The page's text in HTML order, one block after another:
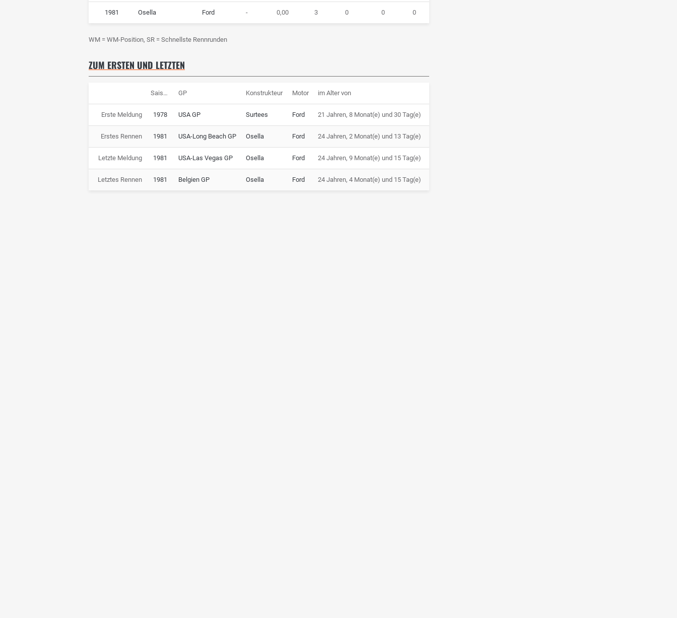
1981 Osella Ford - 0,00 3 0 0 0
WM = WM-Position, SR = Schnellste Rennrunden
ZUM ERSTEN UND LETZTEN
Saison GP Konstrukteur Motor im Alter von
Erste Meldung 1978 USA GP Surtees Ford 21 Jahren, 8 Monat(e) und 30 Tag(e)
Erstes Rennen 1981 USA-Long Beach GP Osella Ford 24 Jahren, 2 Monat(e) und 13 Tag(e)
Letzte Meldung 1981 USA-Las Vegas GP Osella Ford 24 Jahren, 9 Monat(e) und 15 Tag(e)
Letztes Rennen 1981 Belgien GP Osella Ford 24 Jahren, 4 Monat(e) und 15 Tag(e)